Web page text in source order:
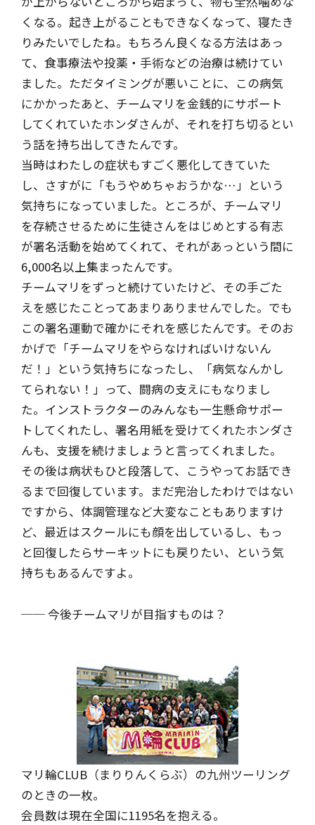
くなる。起き上がることもできなくなって、寝たき
りみたいでしたね。もちろん良くなる方法はあっ
て、食事療法や投薬・手術などの治療は続けてい
ました。ただタイミングが悪いことに、この病気
にかかったあと、チームマリを金銭的にサポート
してくれていたホンダさんが、それを打ち切るとい
う話を持ち出してきたんです。
当時はわたしの症状もすごく悪化してきていた
し、さすがに「もうやめちゃおうかな…」という
気持ちになっていました。ところが、チームマリ
を存続させるために生徒さんをはじめとする有志
が署名活動を始めてくれて、それがあっという間に
6,000名以上集まったんです。
チームマリをずっと続けていたけど、その手ごた
えを感じたことってあまりありませんでした。でも
この署名運動で確かにそれを感じたんです。そのお
かげで「チームマリをやらなければいけないん
だ！」という気持ちになったし、「病気なんかし
てられない！」って、闘病の支えにもなりまし
た。インストラクターのみんなも一生懸命サポー
トしてくれたし、署名用紙を受けてくれたホンダさ
んも、支援を続けましょうと言ってくれました。
その後は病状もひと段落して、こうやってお話でき
るまで回復しています。まだ完治したわけではない
ですから、体調管理など大変なこともありますけ
ど、最近はスクールにも顔を出しているし、もっ
と回復したらサーキットにも戻りたい、という気
持ちもあるんですよ。
── 今後チームマリが目指すものは？
マリ輪CLUB（まりりんくらぶ）の九州ツーリング
のときの一枚。
会員数は現在全国に1195名を抱える。